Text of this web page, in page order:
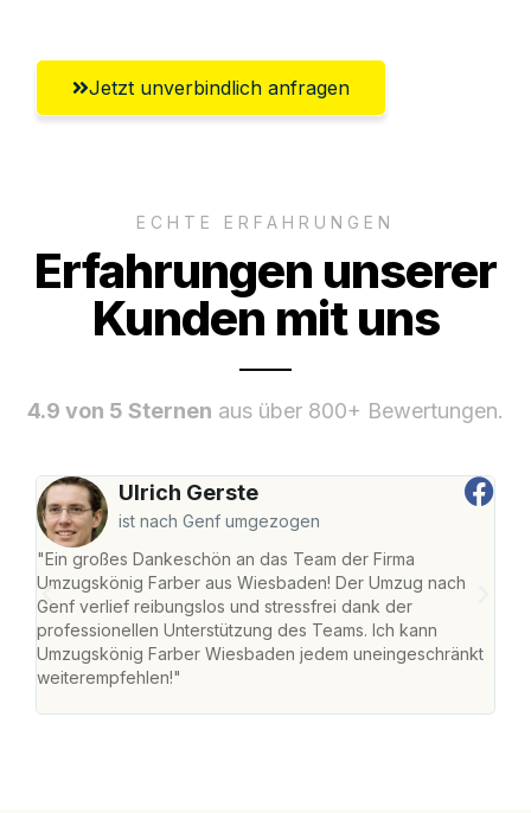
Jetzt unverbindlich anfragen
ECHTE ERFAHRUNGEN
Erfahrungen unserer
Kunden mit uns
4.9 von 5 Sternen aus über 800+ Bewertungen.
Ulrich Gerste
ist nach Genf umgezogen
"Ein großes Dankeschön an das Team der Firma
Umzugskönig Farber aus Wiesbaden! Der Umzug nach
Genf verlief reibungslos und stressfrei dank der
professionellen Unterstützung des Teams. Ich kann
Umzugskönig Farber Wiesbaden jedem uneingeschränkt
weiterempfehlen!"